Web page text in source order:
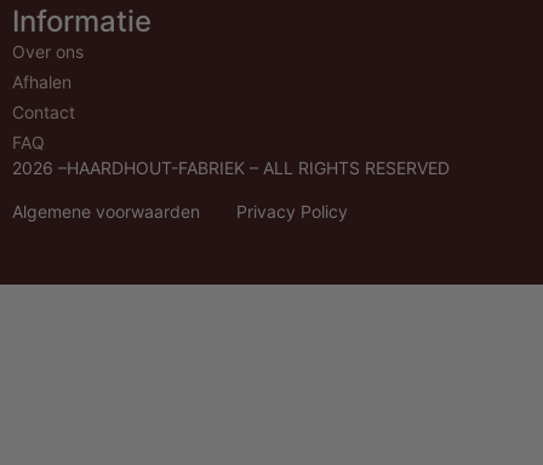
Informatie
Over ons
Afhalen
Contact
FAQ
2026 –HAARDHOUT-FABRIEK – ALL RIGHTS RESERVED
Algemene voorwaarden Privacy Policy